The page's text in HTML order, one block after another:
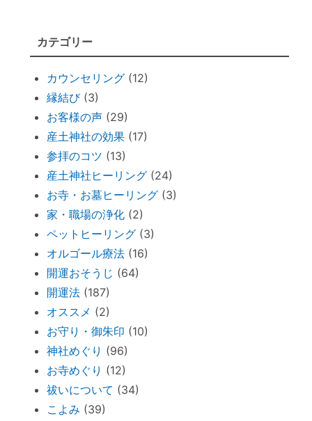
何をしたら神社で歓迎されるのか？
外、幼き魂？
ブッダと始める『 家族の苦悩から抜ける方
法 』
悪いカルマを相殺できるコツコツ貯金
仏壇内の断捨離
ペットヒーリング（ペットの不仲、誤食）
オススメ：全身に効果的な「耳温灸」～煙
が出ない温灸器
断捨離しながら寄付できる「いいことシッ
プ」～ 必要なのは送料のみ。
胎内記憶ガール「お空のセカイ」～流産の
理由が少し可愛くてホッコリ。
「胎内記憶」を持つ子どもが増えているワ
ケ
新生活が始まったら「鎮守神社リサーチ」
を。
古い携帯から受けるダメージ
カテゴリー
カウンセリング(12)
縁結び(3)
お客様の声(29)
産土神社の効果(17)
参拝のコツ (13)
産土神社ヒーリング(24)
お寺・お墓ヒーリング(3)
家・職場の浄化(2)
ペットヒーリング(3)
オルゴール療法(16)
開運おそうじ (64)
開運法(187)
オススメ (2)
お守り・御朱印 (10)
神社めぐり (96)
お寺めぐり (12)
祓いについて (34)
こよみ (39)